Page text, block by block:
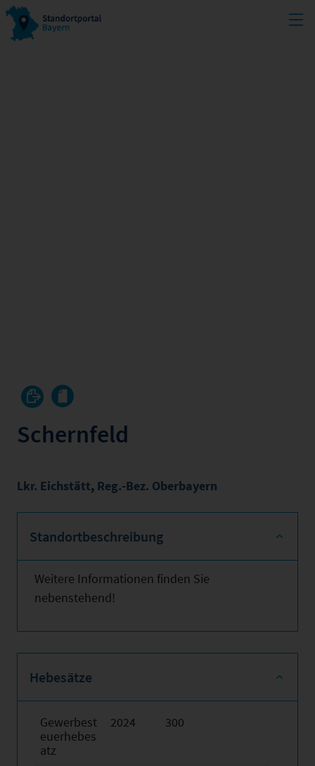
Schernfeld
Lkr. Eichstätt, Reg.-Bez. Oberbayern
Standortbeschreibung
Weitere Informationen finden Sie
nebenstehend!
Hebesätze
Gewerbest
euerhebes
atz
2024 300